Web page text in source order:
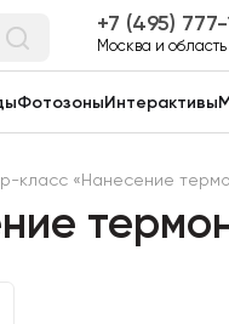
7 (495)
Москва и область
Фотозоны Интерактивы
класс «Нанесение